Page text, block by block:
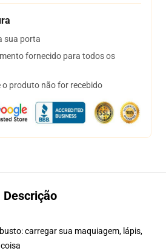
sua porta
fornecido para todos os
o produto não for recebido
Descrição
carregar sua maquiagem, lápis,